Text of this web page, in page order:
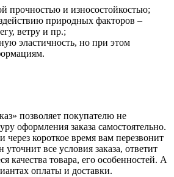
прочностью и износостойкостью;
природных факторов –
ветру и пр.;
эластичность, но при этом
позволяет покупателю не
оформления заказа самостоятельно.
через короткое время вам перезвонит
все условия заказа, ответит
качества товара, его особенностей. А
оплаты и доставки.